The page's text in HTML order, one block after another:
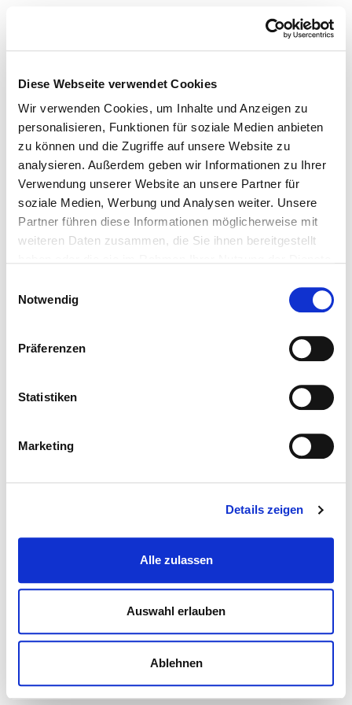
Diese Webseite verwendet Cookies
Wir verwenden Cookies, um Inhalte und Anzeigen zu
personalisieren, Funktionen für soziale Medien anbieten
zu können und die Zugriffe auf unsere Website zu
analysieren. Außerdem geben wir Informationen zu Ihrer
Verwendung unserer Website an unsere Partner für
soziale Medien, Werbung und Analysen weiter. Unsere
Partner führen diese Informationen möglicherweise mit
weiteren Daten zusammen, die Sie ihnen bereitgestellt
Notwendig
Präferenzen
Statistiken
Marketing
Details zeigen
Alle zulassen
Auswahl erlauben
Ablehnen